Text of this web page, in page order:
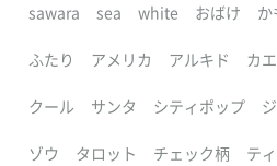
sawara sea white おばけ か
ふたり アメリカ アルキド カ
クール サンタ シティポップ
ゾウ タロット チェック柄 テ